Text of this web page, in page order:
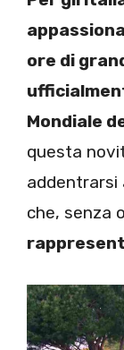
ore di
Mondiale
questa
addentrarsi
che, senza